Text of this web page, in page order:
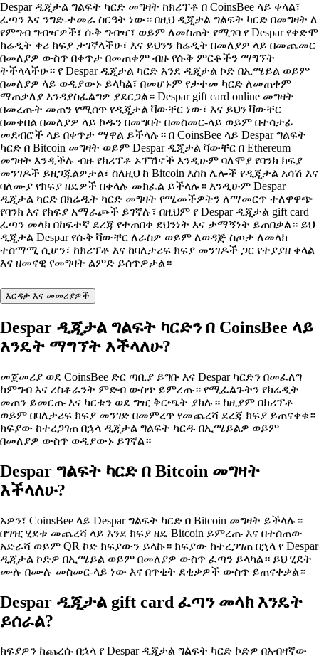
Despar ዲጂታል ግልፍት ካርድ መግዛት ከክሪፕቶ በ CoinsBee ላይ ቀላል፣
ፈጣን እና ንግድ-ተመራ ስርዓት ነው። በዚህ ዲጂታል ግልፍት ካርድ በመግዛት ለ
የምግብ ግብዣዎች፣ ሱቅ ግብዣ፣ ወይም ለመስጠት የሚገባ የ Despar የቀድሞ
ክሬዲት ቀሪ ክፍያ ታገኛላችሁ፣ እና ይህንን ክሬዲት በመለያዎ ላይ በመጨመር
በመለያዎ ውስጥ በቀጥታ በመጠቀም ብዙ የሱቅ ምርቶችን ማግኘት
ትችላላችሁ። የ Despar ዲጂታል ካርድ እንደ ዲጂታል ኮድ በኢሜይል ወይም
በመለያዎ ላይ ወዲያውኑ ይላካል፣ በመሆኑም የታተመ ካርድ ለመጠቀም
ማጠቃለያ እንዳያስፈልግዎ ያደርጋል። Despar gift card online መግዛት
በመረጡት መጠን የሚሰጥ የዲጂታል ቫውቸር ነው፣ እና ይህን ቫውቸር
በመቀበል በመለያዎ ላይ ኮዱን በመግባት በመስመር-ላይ ወይም በተሳታፊ
መደብሮች ላይ በቀጥታ ማዋል ይችላሉ። በ CoinsBee ላይ Despar ግልፍት
ካርድ በ Bitcoin መግዛት ወይም Despar ዲጂታል ቫውቸር በ Ethereum
መግዛት እንዲችሉ ብዙ የክሪፕቶ ኦፕሽኖች እንዲሁም ባለሞያ የባንክ ክፍያ
መንገዶች ይዘጋጁልዎታል፣ ስለዚህ ከ Bitcoin እስከ ሌሎች የዲጂታል አሳሽ እና
ባለሙያ የክፍያ ዘዴዎች በቀላሉ መክፈል ይችላሉ። እንዲሁም Despar
ዲጂታል ካርድ በክሬዲት ካርድ መግዛት የሚመችዎትን ለማመርጥ ተለዋዋጭ
የባንክ እና የክፍያ አማራጮች ይገኛሉ፣ በዚህም የ Despar ዲጂታል gift card
ፈጣን መላክ በከፍተኛ ደረጃ የተጠበቀ ደህንነት እና ታማኝነት ይጠበቃል። ይህ
ዲጂታል Despar የሱቅ ቫውቸር ለራስዎ ወይም ለወዳጅ ስጦታ ለመላክ
ተስማሚ ሲሆን፣ ከክሪፕቶ እና ከባለታሪፍ ክፍያ መንገዶች ጋር የተያያዘ ቀላል
እና ዘመናዊ የመግዛት ልምድ ይሰጥዎታል።
እርዳታ እና መመሪያዎች
Despar ዲጂታል ግልፍት ካርድን በ CoinsBee ላይ
እንዴት ማግኘት እችላለሁ?
መጀመሪያ ወደ CoinsBee ድር ጣቢያ ይግቡ እና Despar ካርድን በመፈለግ
ከምግብ እና ረስቶራንት ምድብ ውስጥ ይምረጡ። የሚፈልጉትን የክሬዲት
መጠን ይመርጡ እና ካርቱን ወደ ግዢ ቅርጫት ያክሉ። ከዚያም በክሪፕቶ
ወይም በባለታሪፍ ክፍያ መንገድ በመምረጥ የመጨረሻ ደረጃ ክፍያ ይጠናቀቁ።
ክፍያው ከተረጋገጠ በኋላ ዲጂታል ግልፍት ካርዱ በኢሜይልዎ ወይም
በመለያዎ ውስጥ ወዲያውኑ ይገኛል።
Despar ግልፍት ካርድ በ Bitcoin መግዛት
እችላለሁ?
አዎን፣ CoinsBee ላይ Despar ግልፍት ካርድ በ Bitcoin መግዛት ይችላሉ።
በግዢ ሂደቱ መጨረሻ ላይ እንደ ክፍያ ዘዴ Bitcoin ይምረጡ እና በተሰጠው
አድራሻ ወይም QR ኮድ ክፍያውን ይላኩ። ክፍያው ከተረጋገጠ በኋላ የ Despar
ዲጂታል ኮድዎ በኢሜይል ወይም በመለያዎ ውስጥ ፈጣን ይላካል። ይህ ሂደት
ሙሉ በሙሉ መስመር-ላይ ነው እና በጥቂት ደቂቃዎች ውስጥ ይጠናቀቃል።
Despar ዲጂታል gift card ፈጣን መላክ እንዴት
ይሰራል?
ክፍያዎን ከጨረሱ በኋላ የ Despar ዲጂታል ግልፍት ካርድ ኮድዎ በአብዛኛው